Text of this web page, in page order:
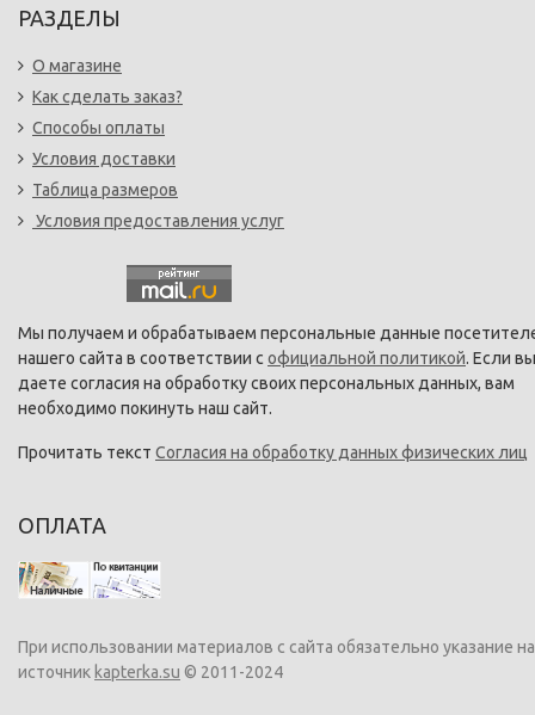
РАЗДЕЛЫ
О магазине
Как сделать заказ?
Способы оплаты
Условия доставки
Таблица размеров
Условия предоставления услуг
Мы получаем и обрабатываем персональные данные
нашего сайта в соответствии с официальной политикой. Если
даете согласия на обработку своих персональных данных, вам
необходимо покинуть наш сайт.
Прочитать текст Согласия на обработку данных физических лиц
ОПЛАТА
При использовании материалов с сайта обязательно указание на
источник kapterka.su © 2011-2024